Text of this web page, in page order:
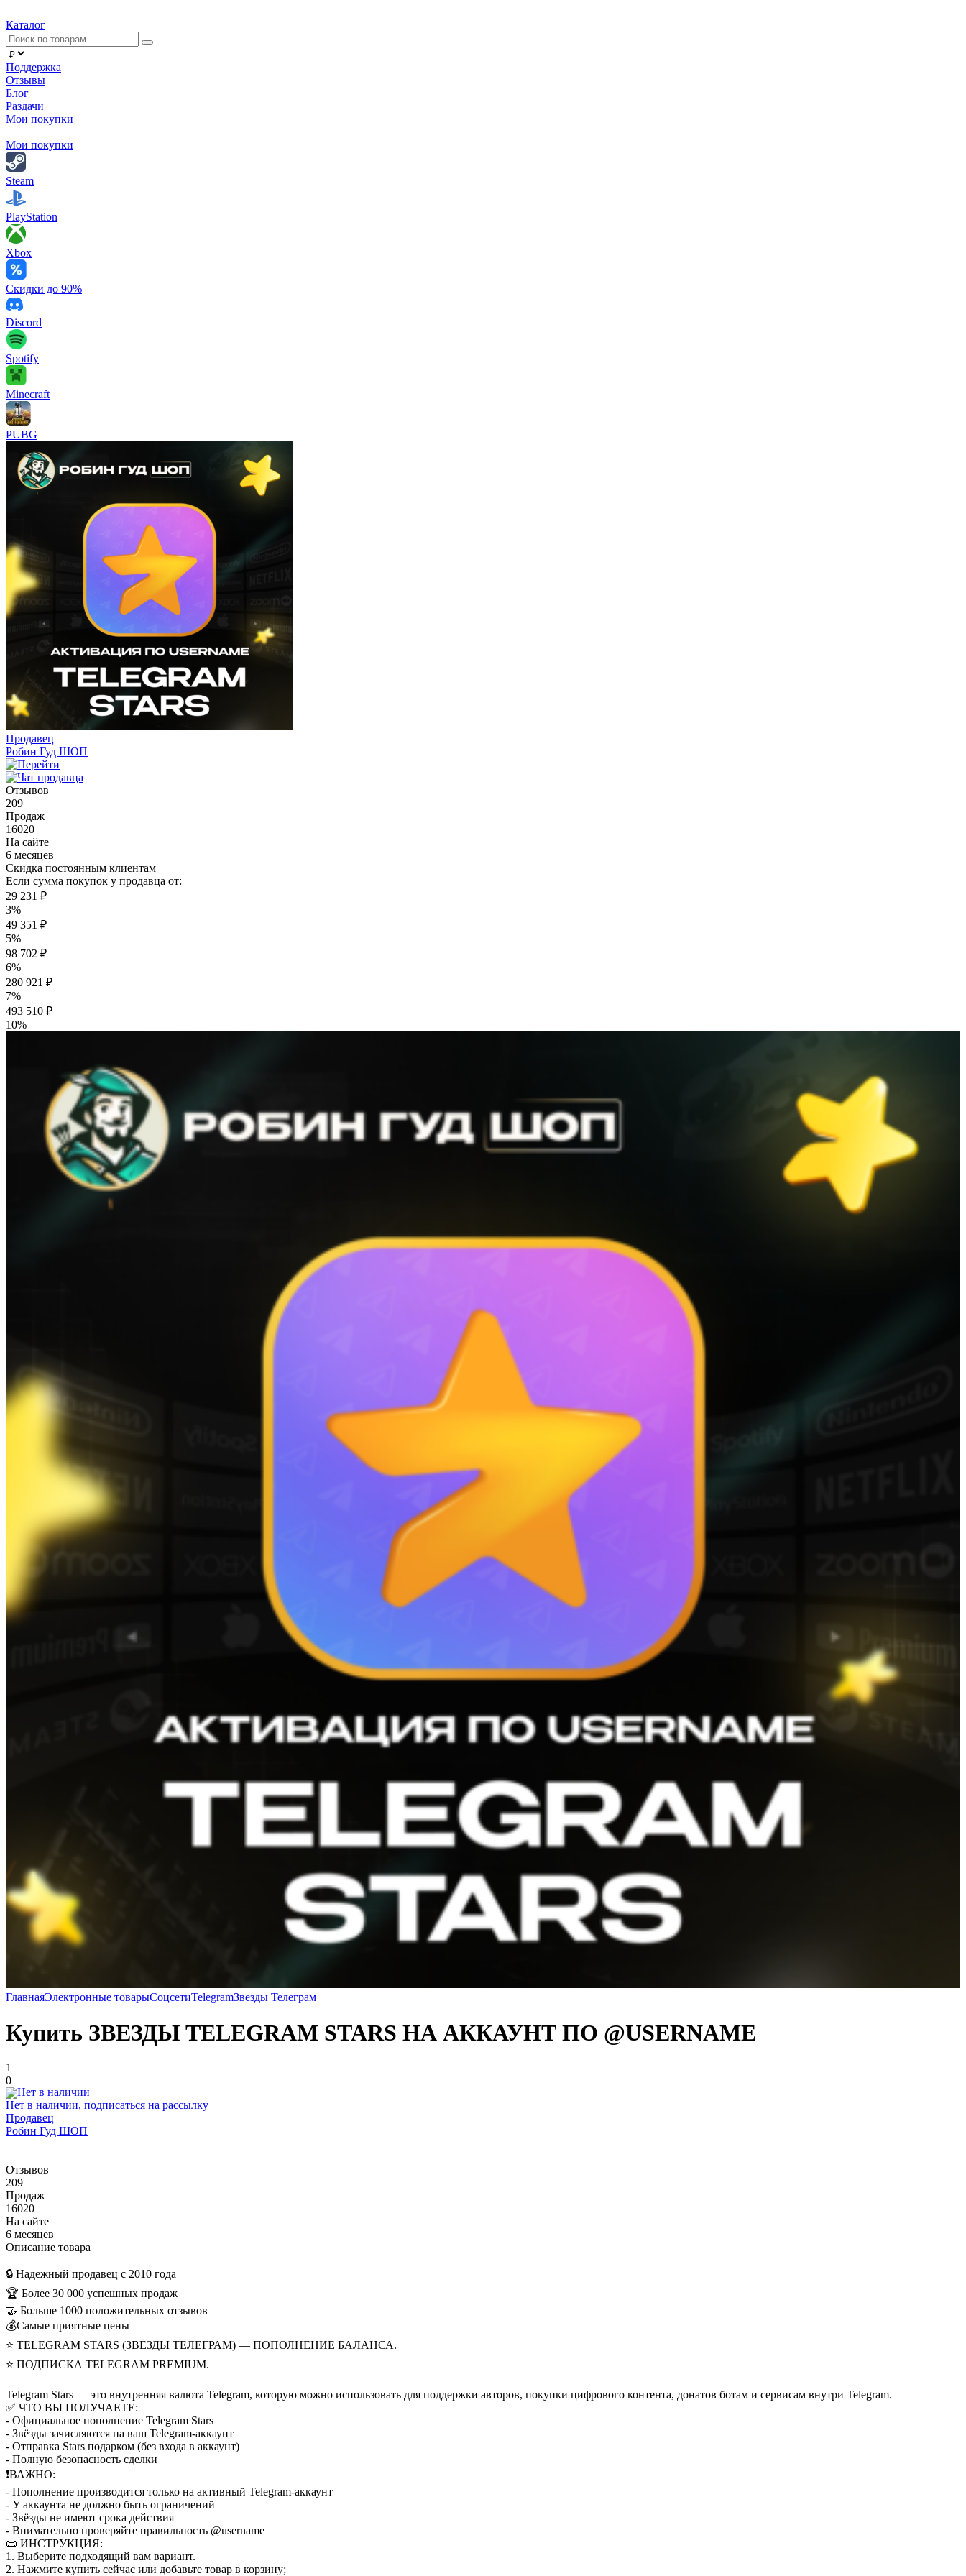
Каталог
Поддержка
Отзывы
Блог
Раздачи
Мои покупки
Мои покупки
Steam
PlayStation
Xbox
Скидки до 90%
Discord
Spotify
Minecraft
PUBG
Продавец
Робин Гуд ШОП
Отзывов
209
Продаж
16020
На сайте
6 месяцев
Скидка постоянным клиентам
Если сумма покупок у продавца от:
29 231 ₽
3%
49 351 ₽
5%
98 702 ₽
6%
280 921 ₽
7%
493 510 ₽
10%
ГлавнаяЭлектронные товарыСоцсетиTelegramЗвезды Телеграм
Купить ЗВЕЗДЫ TELEGRAM STARS НА АККАУНТ ПО @USERNAME
1
0
Нет в наличии, подписаться на рассылку
Продавец
Робин Гуд ШОП
Отзывов
209
Продаж
16020
На сайте
6 месяцев
Описание товара
🔒 Надежный продавец с 2010 года
🏆 Более 30 000 успешных продаж
🤝 Больше 1000 положительных отзывов
💰Самые приятные цены
⭐ TELEGRAM STARS (ЗВЁЗДЫ ТЕЛЕГРАМ) — ПОПОЛНЕНИЕ БАЛАНСА.
⭐ ПОДПИСКА TELEGRAM PREMIUM.
Telegram Stars — это внутренняя валюта Telegram, которую можно использовать для поддержки авторов, покупки цифрового контента, донатов ботам и сервисам внутри Telegram.
✅ ЧТО ВЫ ПОЛУЧАЕТЕ:
- Официальное пополнение Telegram Stars
- Звёзды зачисляются на ваш Telegram-аккаунт
- Отправка Stars подарком (без входа в аккаунт)
- Полную безопасность сделки
❗️ВАЖНО:
- Пополнение производится только на активный Telegram-аккаунт
- У аккаунта не должно быть ограничений
- Звёзды не имеют срока действия
- Внимательно проверяйте правильность @username
📜 ИНСТРУКЦИЯ:
1. Выберите подходящий вам вариант.
2. Нажмите купить сейчас или добавьте товар в корзину;